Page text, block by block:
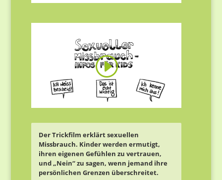
Der Trickfilm erklärt sexuellen
Missbrauch. Kinder werden ermutigt,
ihren eigenen Gefühlen zu vertrauen,
und „Nein“ zu sagen, wenn jemand ihre
persönlichen Grenzen überschreitet.